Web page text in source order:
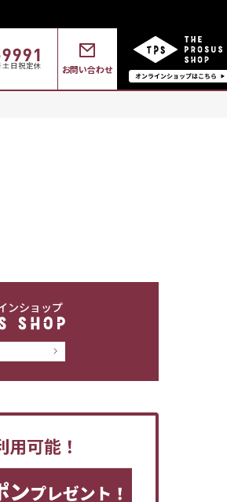
日祝定休 お問い合わせ
ンショップ